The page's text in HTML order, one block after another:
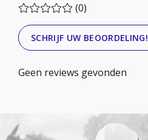
(0)
SCHRIJF UW BEOORDELING!
Geen reviews gevonden